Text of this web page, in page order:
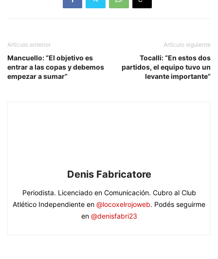
Artículo anterior
Mancuello: “El objetivo es
entrar a las copas y debemos
empezar a sumar”
Artículo siguiente
Tocalli: “En estos dos
partidos, el equipo tuvo un
levante importante”
Denis Fabricatore
Periodista. Licenciado en Comunicación. Cubro al Club
Atlético Independiente en @locoxelrojoweb. Podés seguirme
en @denisfabri23